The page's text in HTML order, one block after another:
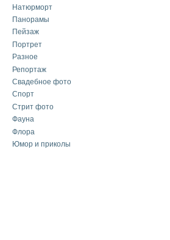
Натюрморт
Панорамы
Пейзаж
Портрет
Разное
Репортаж
Свадебное фото
Спорт
Стрит фото
Фауна
Флора
Юмор и приколы